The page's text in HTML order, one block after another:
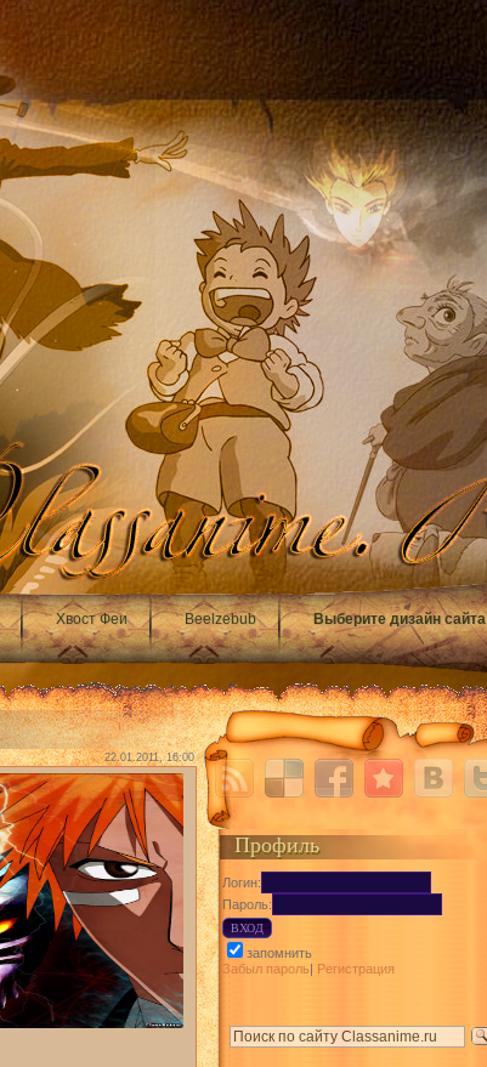
Хвост Феи Beelzebub Выберите дизайн сайта
22.01.2011, 16:00
Профиль
Логин:
Пароль:
запомнить
Забыл пароль| Регистрация